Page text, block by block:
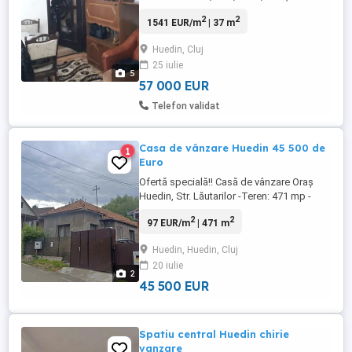
5
mobilat.usi schimbate, instalatie electrica
racordat la gaz cu centrala termica pe
gaz, stare buna, sau schimb cu casa la
tara in apropiere ...
1541 EUR/m2| 37 m2
Huedin, Cluj
25 iulie
57 000 EUR
Telefon validat
2
1
Casa de vânzare Huedin 45 500 de
Euro
Ofertă specială!! Casă de vânzare Oraș
Huedin, Str. Lăutarilor -Teren: 471 mp -
bucătărie, baie și cămară -Bucătărie de
grădină -Casă renovată (2015), intabulată
-Încălzire: centrală pe lemne + calorifere -
Utilități: apă, curent, ...
97 EUR/m2| 471 m2
Huedin, Huedin, Cluj
20 iulie
45 500 EUR
Spatiu central Huedin chirie
vanzare